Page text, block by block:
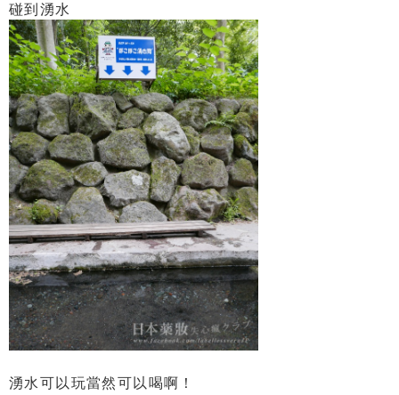
碰到湧水
湧水可以玩當然可以喝啊！